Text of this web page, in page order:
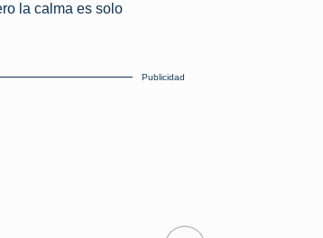
la calma es solo
Publicidad